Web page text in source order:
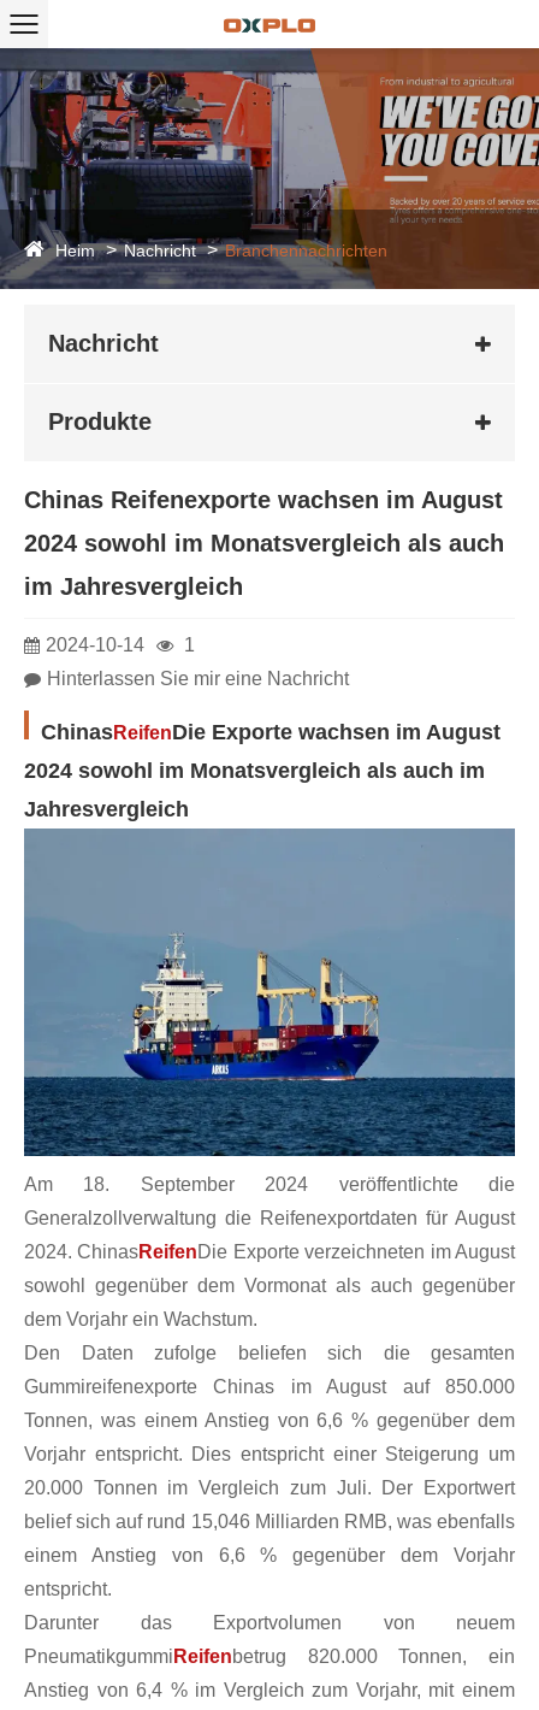
Heim Nachricht Branchennachrichten
Nachricht
Produkte
Chinas Reifenexporte wachsen im August
2024 sowohl im Monatsvergleich als auch
im Jahresvergleich
2024-10-14
1
Hinterlassen Sie mir eine Nachricht
ChinasReifenDie Exporte wachsen im August
2024 sowohl im Monatsvergleich als auch im
Jahresvergleich
Am 18. September 2024 veröffentlichte die
Generalzollverwaltung die Reifenexportdaten für August
2024. ChinasReifenDie Exporte verzeichneten im August
sowohl gegenüber dem Vormonat als auch gegenüber
dem Vorjahr ein Wachstum.
Den Daten zufolge beliefen sich die gesamten
Gummireifenexporte Chinas im August auf 850.000
Tonnen, was einem Anstieg von 6,6 % gegenüber dem
Vorjahr entspricht. Dies entspricht einer Steigerung um
20.000 Tonnen im Vergleich zum Juli. Der Exportwert
belief sich auf rund 15,046 Milliarden RMB, was ebenfalls
einem Anstieg von 6,6 % gegenüber dem Vorjahr
entspricht.
Darunter das Exportvolumen von neuem
Pneumatikgummi Reifenbetrug 820.000 Tonnen, ein
Anstieg von 6,4 % im Vergleich zum Vorjahr, mit einem